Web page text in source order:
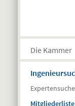
Die Kammer
Expertensuche